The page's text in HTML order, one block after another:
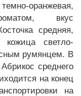
оранжевая,
вкус
средняя,
светло-
румянцем. В
среднего
на конец
на